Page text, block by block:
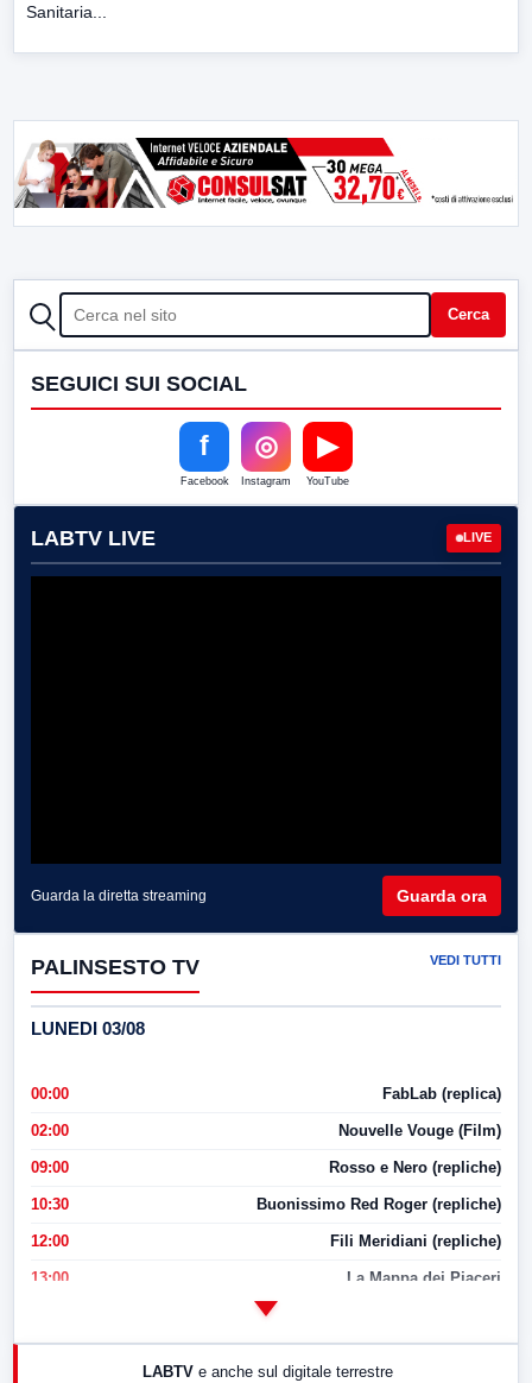
Sanitaria...
CERCA Cerca
SEGUICI SUI SOCIAL
f
Facebook
◎
Instagram
▶
YouTube
LABTV LIVE LIVE
Guarda la diretta streaming Guarda ora
PALINSESTO TV VEDI TUTTI
LUNEDI 03/08
00:00 FabLab (replica)
02:00 Nouvelle Vouge (Film)
09:00 Rosso e Nero (repliche)
10:30 Buonissimo Red Roger (repliche)
12:00 Fili Meridiani (repliche)
13:00 La Mappa dei Piaceri
LABTV e anche sul digitale terrestre